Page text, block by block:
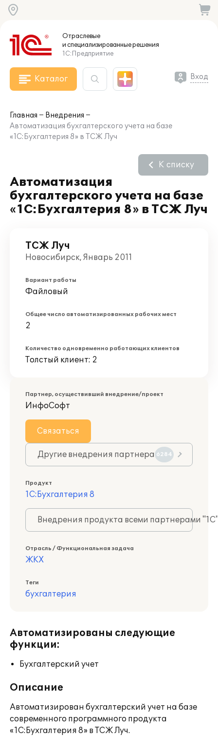
Отраслевые
и специализированныерешения
1С:Предприятие
Каталог Вход
Главная
Внедрения
Автоматизация бухгалтерского учета на базе
«1С:Бухгалтерия 8» в ТСЖ Луч
Автоматизация
бухгалтерского учета на базе
«1С:Бухгалтерия 8» в ТСЖ Луч
К списку
ТСЖ Луч
Новосибирск, Январь 2011
Вариант работы
Файловый
Общее число автоматизированных рабочих мест
2
Количество одновременно работающих клиентов
Толстый клиент: 2
Партнер, осуществивший внедрение/проект
ИнфоСофт
Связаться
Другие внедрения партнера 6284
Продукт
1С:Бухгалтерия 8
Внедрения продукта всеми партнерами
Отрасль / Функциональная задача
ЖКХ
Теги
бухгалтерия
Автоматизированы следующие
функции:
Бухгалтерский учет
Описание
Автоматизирован бухгалтерский учет на базе
современного программного продукта
«1С:Бухгалтерия 8» в ТСЖ Луч.